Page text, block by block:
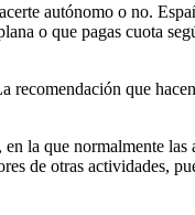
autónomo o no.
o que pagas cuota
recomendación que
la que normalmente las
de otras actividades,